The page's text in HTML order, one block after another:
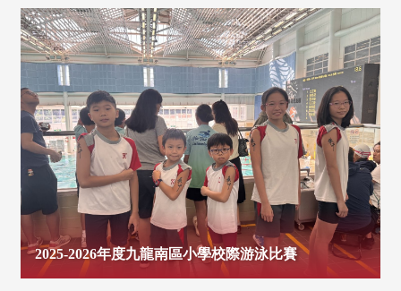
2025-2026年度九龍南區小學校際游泳比賽